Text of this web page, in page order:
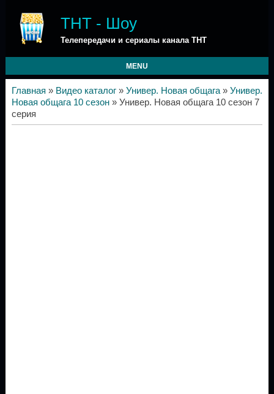
ТНТ - Шоу
Телепередачи и сериалы канала ТНТ
MENU
Главная » Видео каталог» Универ. Новая общага» Универ.
Новая общага 10 сезон» Универ. Новая общага 10 сезон 7
серия